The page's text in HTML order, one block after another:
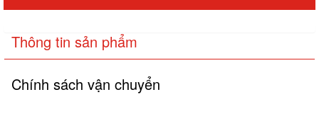
Thông tin sản phẩm
Chính sách vận chuyển